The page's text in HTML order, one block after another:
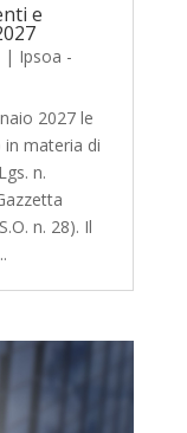
e
| Ipsoa -
2027 le
materia di
n.
n. 28). Il